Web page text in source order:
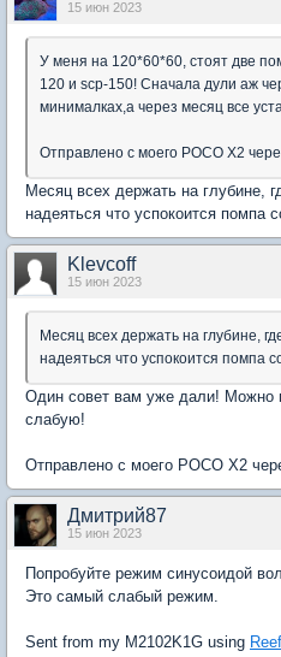
15 июн 2023
У меня на 120*60*60, стоят две
120 и scp-150! Сначала дули аж
минималках,а через месяц все
Отправлено с моего POCO X2
Месяц всех держать на глубине,
надеяться что успокоится помпа
Klevcoff
15 июн 2023
Месяц всех держать на глубине,
надеяться что успокоится помпа
Один совет вам уже дали! Можно
слабую!
Отправлено с моего POCO X2
Дмитрий87
15 июн 2023
Попробуйте режим синусоидой
Это самый слабый режим.
Sent from my M2102K1G using